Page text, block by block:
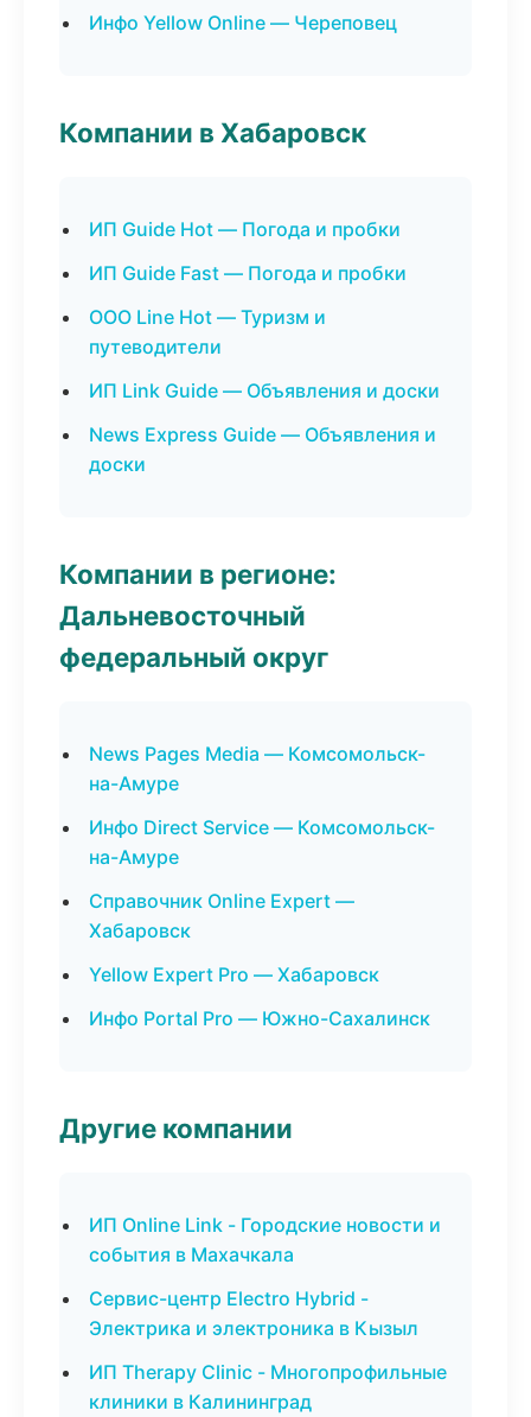
Инфо Yellow Online — Череповец
Компании в Хабаровск
ИП Guide Hot — Погода и пробки
ИП Guide Fast — Погода и пробки
ООО Line Hot — Туризм и
путеводители
ИП Link Guide — Объявления и доски
News Express Guide — Объявления и
доски
Компании в регионе:
Дальневосточный
федеральный округ
News Pages Media — Комсомольск-
на-Амуре
Инфо Direct Service — Комсомольск-
на-Амуре
Справочник Online Expert —
Хабаровск
Yellow Expert Pro — Хабаровск
Инфо Portal Pro — Южно-Сахалинск
Другие компании
ИП Online Link - Городские новости и
события в Махачкала
Сервис-центр Electro Hybrid -
Электрика и электроника в Кызыл
ИП Therapy Clinic - Многопрофильные
клиники в Калининград